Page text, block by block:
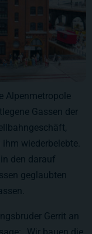
Alpenmetropole
Gassen der
wiederbelebte.
den darauf
geglaubten
Gerrit an